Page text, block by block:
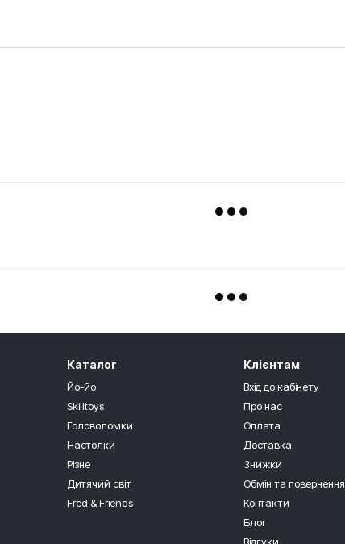
Каталог
Йо-йо
Skilltoys
Головоломки
Настолки
Різне
Дитячий світ
Fred & Friends
Клієнтам
Вхід до кабінету
Про нас
Оплата
Доставка
Знижки
Обмін та повернення
Контакти
Блог